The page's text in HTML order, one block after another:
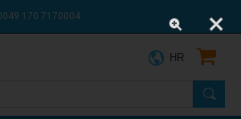
170 7170004
HR